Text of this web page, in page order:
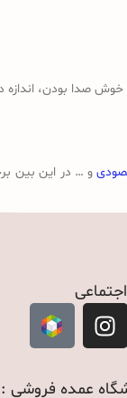
صدا بودن، اندازه
و … در این بین
عمده فروشی :